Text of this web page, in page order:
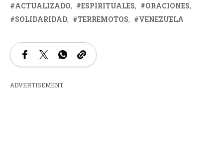
ACTUALIZADO ESPIRITUALES
ORACIONES
SOLIDARIDAD
TERREMOTOS VENEZUELA
ADVERTISEMENT